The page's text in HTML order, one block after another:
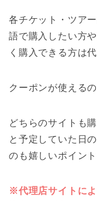
各チケット・ツア
語で購入したい方や
く購入できる方は
クーポンが使える
どちらのサイトも
と予定していた日
のも嬉しいポイント
※代理店サイトに